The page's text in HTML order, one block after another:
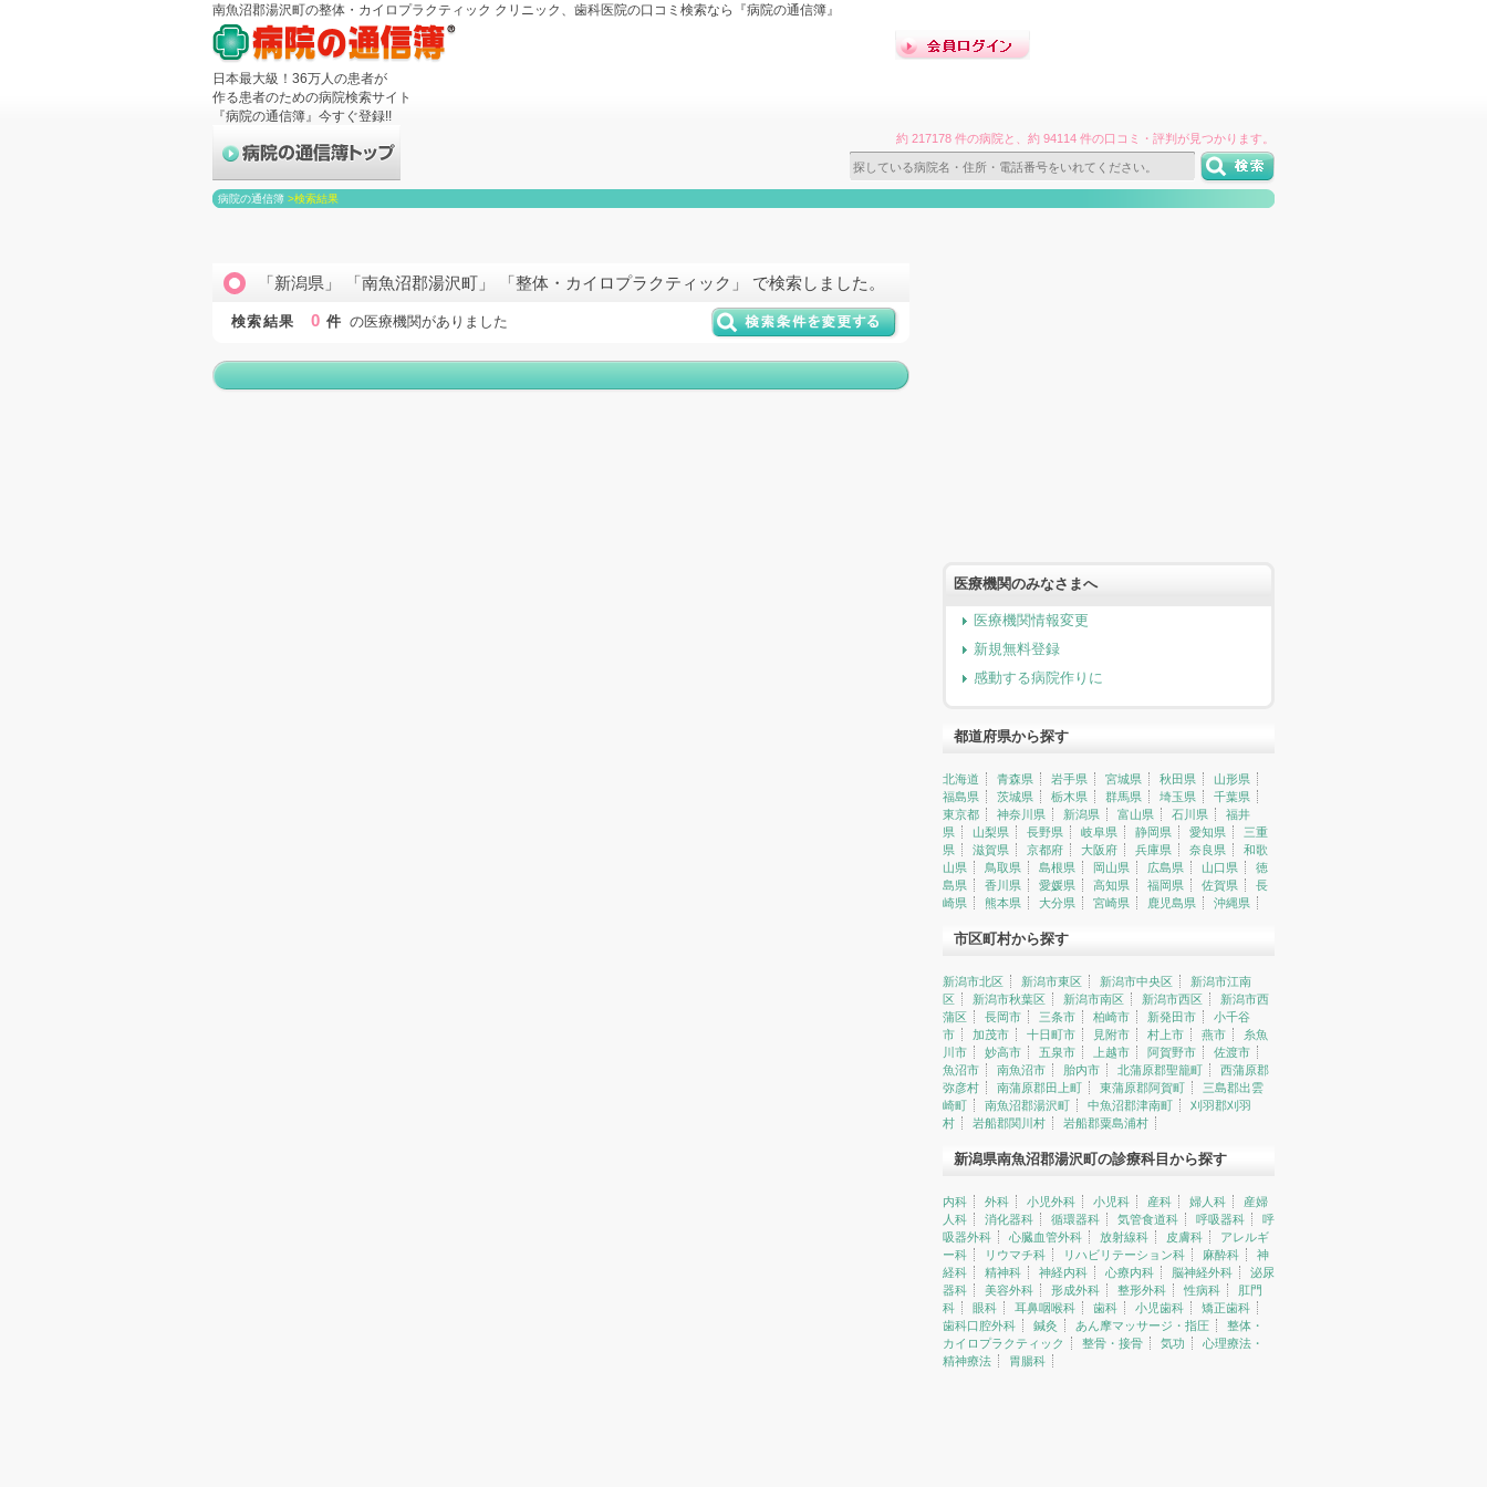
南魚沼郡湯沢町の整体・カイロプラクティック クリニック、歯科医院の口コミ検索なら『病院の通信簿』
日本最大級！36万人の患者が
作る患者のための病院検索サイト
『病院の通信簿』今すぐ登録!!
約 217178 件の病院と、約 94114 件の口コミ・評判が見つかります。
病院の通信簿 >検索結果
「新潟県」 「南魚沼郡湯沢町」 「整体・カイロプラクティック」 で検索しました。
検索結果 0 件 の医療機関がありました
医療機関のみなさまへ
医療機関情報変更
新規無料登録
感動する病院作りに
都道府県から探す
北海道 青森県 岩手県 宮城県 秋田県
山形県
福島県
茨城県 栃木県 群馬県 埼玉県
千葉県
東京都
神奈川県 新潟県 富山県 石川県
福井
県
山梨県 長野県 岐阜県 静岡県 愛知県
三重
県
滋賀県 京都府 大阪府 兵庫県 奈良県
和歌
山県
鳥取県 島根県 岡山県 広島県 山口県
徳
島県
香川県 愛媛県 高知県 福岡県 佐賀県
長
崎県
熊本県 大分県 宮崎県 鹿児島県 沖縄県
市区町村から探す
新潟市北区 新潟市東区 新潟市中央区
新潟市江南
区
新潟市秋葉区 新潟市南区 新潟市西区
新潟市西
蒲区
長岡市 三条市 柏崎市 新発田市
小千谷
市
加茂市 十日町市 見附市 村上市 燕市
糸魚
川市
妙高市 五泉市 上越市 阿賀野市
佐渡市
魚沼市
南魚沼市 胎内市 北蒲原郡聖籠町
西蒲原郡
弥彦村
南蒲原郡田上町 東蒲原郡阿賀町
三島郡出雲
崎町
南魚沼郡湯沢町 中魚沼郡津南町
刈羽郡刈羽
村
岩船郡関川村 岩船郡粟島浦村
新潟県南魚沼郡湯沢町の診療科目から探す
内科 外科 小児外科 小児科 産科 婦人科
産婦
人科
消化器科 循環器科 気管食道科 呼吸器科
呼
吸器外科
心臓血管外科 放射線科 皮膚科
アレルギ
ー科
リウマチ科 リハビリテーション科 麻酔科
神
経科
精神科 神経内科 心療内科 脳神経外科
泌尿
器科
美容外科 形成外科 整形外科 性病科
肛門
科
眼科 耳鼻咽喉科 歯科 小児歯科
矯正歯科
歯科口腔外科
鍼灸 あん摩マッサージ・指圧
整体・
カイロプラクティック
整骨・接骨 気功
心理療法・
精神療法
胃腸科